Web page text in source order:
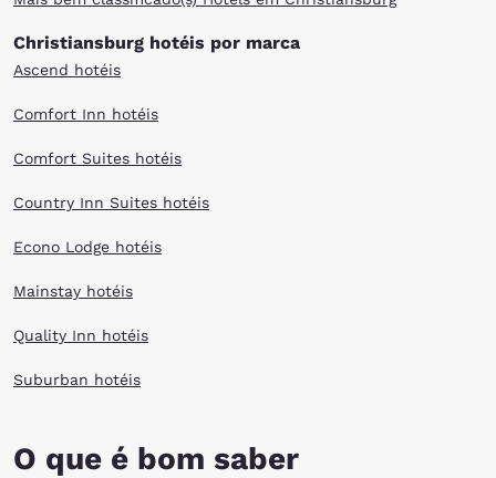
After an adventure-packed day, there are several Christiansburg, VA
hotels to meet your needs. Whether your travel budget is large or small,
Christiansburg hotéis por marca
Ascend hotéis
Comfort Inn hotéis
Comfort Suites hotéis
Country Inn Suites hotéis
Econo Lodge hotéis
Mainstay hotéis
Quality Inn hotéis
Suburban hotéis
O que é bom saber